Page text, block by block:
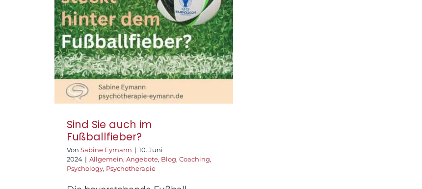
Sind Sie auch im
Fußballfieber?
Sind Sie auch im
Fußballfieber?
Von Sabine Eymann | 10. Juni
2024 | Allgemein, Angebote, Blog, Coaching,
Psychology, Psychotherapie